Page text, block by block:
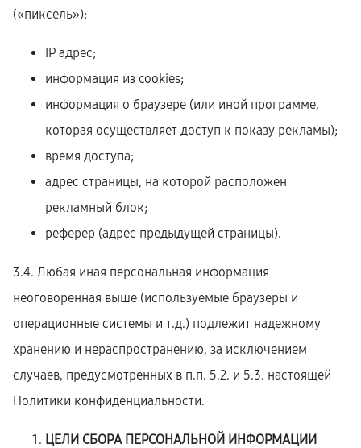
(«пиксель»):
IP адрес;
информация из cookies;
информация о браузере (или иной программе,
которая осуществляет доступ к показу рекламы);
время доступа;
адрес страницы, на которой расположен
рекламный блок;
реферер (адрес предыдущей страницы).
3.4. Любая иная персональная информация
неоговоренная выше (используемые браузеры и
операционные системы и т.д.) подлежит надежному
хранению и нераспространению, за исключением
случаев, предусмотренных в п.п. 5.2. и 5.3. настоящей
Политики конфиденциальности.
ЦЕЛИ СБОРА ПЕРСОНАЛЬНОЙ ИНФОРМАЦИИ